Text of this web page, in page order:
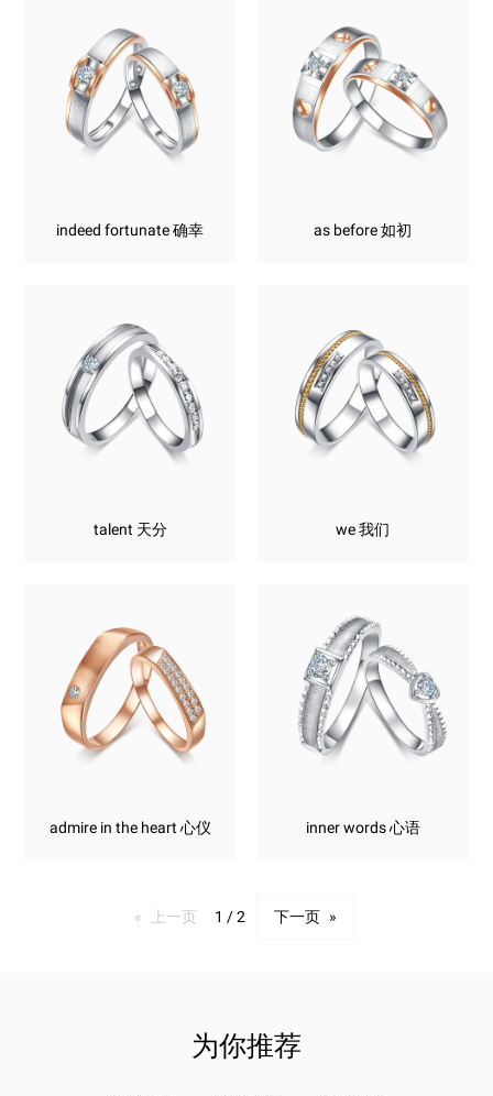
indeed fortunate 确幸 as before 如初
talent 天分 we 我们
admire in the heart 心仪 inner words 心语
上一页 page
1 / 2 下一页 page
为你推荐